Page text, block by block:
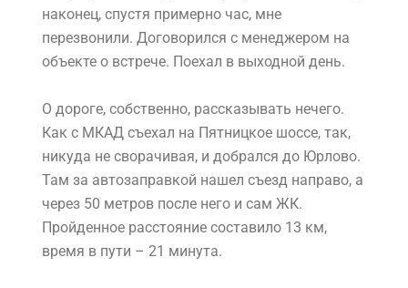
наконец, спустя примерно час, мне
перезвонили. Договорился с менеджером на
объекте о встрече. Поехал в выходной день.
О дороге, собственно, рассказывать нечего.
Как с МКАД съехал на Пятницкое шоссе, так,
никуда не сворачивая, и добрался до Юрлово.
Там за автозаправкой нашел съезд направо, а
через 50 метров после него и сам ЖК.
Пройденное расстояние составило 13 км,
время в пути – 21 минута.